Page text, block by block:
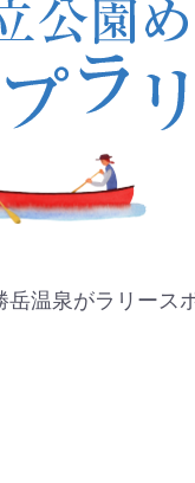
温泉がラリース